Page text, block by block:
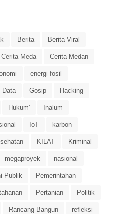
Berita Berita Viral
Cerita Meda Cerita Medan
energi fosil
Data Gosip Hacking
Hukum' Inalum
IoT karbon
KILAT Kriminal
megaproyek nasional
Publik Pemerintahan
Pertanian Politik
Rancang Bangun refleksi